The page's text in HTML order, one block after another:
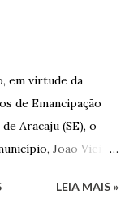
em virtude da
de Emancipação
Aracaju (SE), o
João Vieira
Santos, nasceu em
LEIA MAIS »